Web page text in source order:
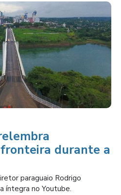
durante a
paraguaio Rodrigo
íntegra no Youtube.